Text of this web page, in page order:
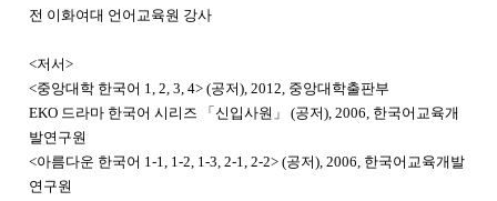
전 이화여대 언어교육원 강사
<저서>
<중앙대학 한국어 1, 2, 3, 4> (공저), 2012, 중앙대학출판부
EKO 드라마 한국어 시리즈 「신입사원」 (공저), 2006, 한국어교육개
발연구원
<아름다운 한국어 1-1, 1-2, 1-3, 2-1, 2-2> (공저), 2006, 한국어교육개발
연구원